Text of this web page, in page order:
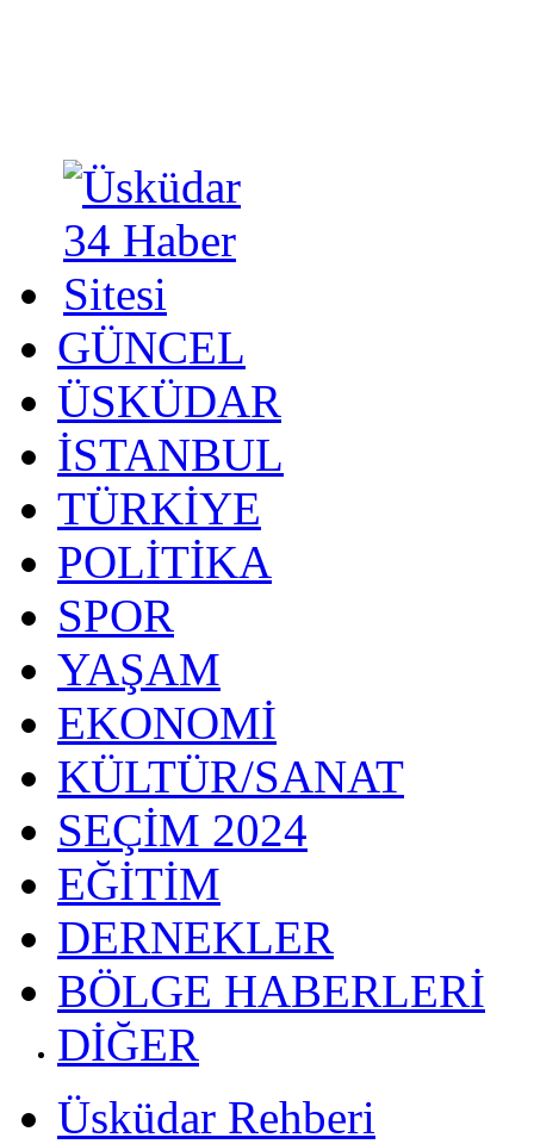
GÜNCEL
ÜSKÜDAR
İSTANBUL
TÜRKİYE
POLİTİKA
SPOR
YAŞAM
EKONOMİ
KÜLTÜR/SANAT
SEÇİM 2024
EĞİTİM
DERNEKLER
BÖLGE HABERLERİ
DİĞER
Üsküdar Rehberi